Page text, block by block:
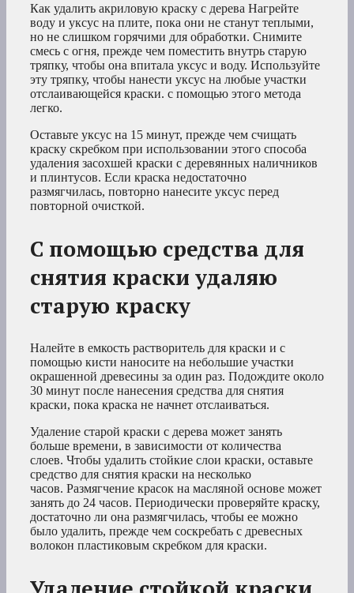
Как удалить акриловую краску с дерева Нагрейте
воду и уксус на плите, пока они не станут теплыми,
но не слишком горячими для обработки. Снимите
смесь с огня, прежде чем поместить внутрь старую
тряпку, чтобы она впитала уксус и воду. Используйте
эту тряпку, чтобы нанести уксус на любые участки
отслаивающейся краски. с помощью этого метода
легко.
Оставьте уксус на 15 минут, прежде чем счищать
краску скребком при использовании этого способа
удаления засохшей краски с деревянных наличников
и плинтусов. Если краска недостаточно
размягчилась, повторно нанесите уксус перед
повторной очисткой.
С помощью средства для
снятия краски удаляю
старую краску
Налейте в емкость растворитель для краски и с
помощью кисти наносите на небольшие участки
окрашенной древесины за один раз. Подождите около
30 минут после нанесения средства для снятия
краски, пока краска не начнет отслаиваться.
Удаление старой краски с дерева может занять
больше времени, в зависимости от количества
слоев. Чтобы удалить стойкие слои краски, оставьте
средство для снятия краски на несколько
часов. Размягчение красок на масляной основе может
занять до 24 часов. Периодически проверяйте краску,
достаточно ли она размягчилась, чтобы ее можно
было удалить, прежде чем соскребать с древесных
волокон пластиковым скребком для краски.